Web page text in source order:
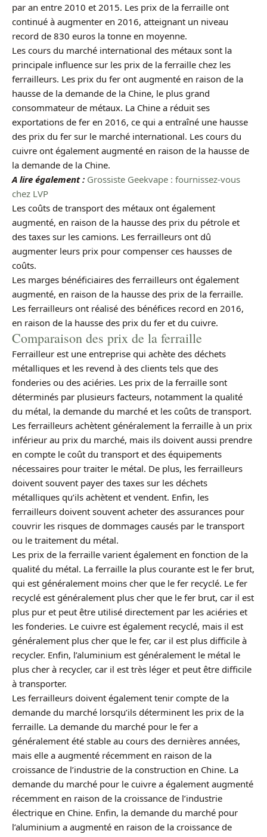
par an entre 2010 et 2015. Les prix de la ferraille ont
continué à augmenter en 2016, atteignant un niveau
record de 830 euros la tonne en moyenne.
Les cours du marché international des métaux sont la
principale influence sur les prix de la ferraille chez les
ferrailleurs. Les prix du fer ont augmenté en raison de la
hausse de la demande de la Chine, le plus grand
consommateur de métaux. La Chine a réduit ses
exportations de fer en 2016, ce qui a entraîné une hausse
des prix du fer sur le marché international. Les cours du
cuivre ont également augmenté en raison de la hausse de
la demande de la Chine.
A lire également : Grossiste Geekvape : fournissez-vous
chez LVP
Les coûts de transport des métaux ont également
augmenté, en raison de la hausse des prix du pétrole et
des taxes sur les camions. Les ferrailleurs ont dû
augmenter leurs prix pour compenser ces hausses de
coûts.
Les marges bénéficiaires des ferrailleurs ont également
augmenté, en raison de la hausse des prix de la ferraille.
Les ferrailleurs ont réalisé des bénéfices record en 2016,
en raison de la hausse des prix du fer et du cuivre.
Comparaison des prix de la ferraille
Ferrailleur est une entreprise qui achète des déchets
métalliques et les revend à des clients tels que des
fonderies ou des aciéries. Les prix de la ferraille sont
déterminés par plusieurs facteurs, notamment la qualité
du métal, la demande du marché et les coûts de transport.
Les ferrailleurs achètent généralement la ferraille à un prix
inférieur au prix du marché, mais ils doivent aussi prendre
en compte le coût du transport et des équipements
nécessaires pour traiter le métal. De plus, les ferrailleurs
doivent souvent payer des taxes sur les déchets
métalliques qu’ils achètent et vendent. Enfin, les
ferrailleurs doivent souvent acheter des assurances pour
couvrir les risques de dommages causés par le transport
ou le traitement du métal.
Les prix de la ferraille varient également en fonction de la
qualité du métal. La ferraille la plus courante est le fer brut,
qui est généralement moins cher que le fer recyclé. Le fer
recyclé est généralement plus cher que le fer brut, car il est
plus pur et peut être utilisé directement par les aciéries et
les fonderies. Le cuivre est également recyclé, mais il est
généralement plus cher que le fer, car il est plus difficile à
recycler. Enfin, l’aluminium est généralement le métal le
plus cher à recycler, car il est très léger et peut être difficile
à transporter.
Les ferrailleurs doivent également tenir compte de la
demande du marché lorsqu’ils déterminent les prix de la
ferraille. La demande du marché pour le fer a
généralement été stable au cours des dernières années,
mais elle a augmenté récemment en raison de la
croissance de l’industrie de la construction en Chine. La
demande du marché pour le cuivre a également augmenté
récemment en raison de la croissance de l’industrie
électrique en Chine. Enfin, la demande du marché pour
l’aluminium a augmenté en raison de la croissance de